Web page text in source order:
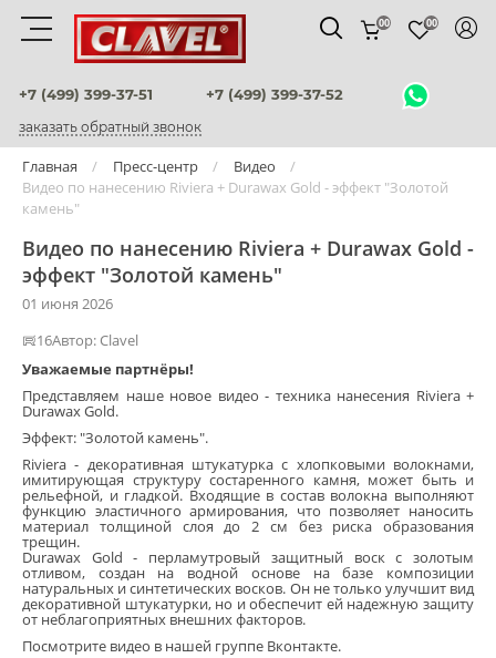
+7 (499) 399-37-51 +7 (499) 399-37-52
заказать обратный звонок
00 00
Материалы
штукатурки венецианские
декоративные краски
фактурные штукатурки
краски
воски и лаки
штукатурки для фасадов
грунтовки
колеры и добавки
декор. инструмент
Главная Пресс-центр
Видео
Видео по нанесению Riviera + Durawax Gold - эффект "Золотой
камень"
Видео по нанесению Riviera + Durawax Gold -
эффект "Золотой камень"
01 июня 2026
16Автор: Clavel
Уважаемые партнёры!
Представляем наше новое видео - техника нанесения Riviera +
Durawax Gold.
Эффект: "Золотой камень".
Riviera - декоративная штукатурка с хлопковыми волокнами,
имитирующая структуру состаренного камня, может быть и
рельефной, и гладкой. Входящие в состав волокна выполняют
функцию эластичного армирования, что позволяет наносить
материал толщиной слоя до 2 см без риска образования
трещин.
Durawax Gold - перламутровый защитный воск с золотым
отливом, cоздан на водной основе на базе композиции
натуральных и синтетических восков. Он не только улучшит вид
декоративной штукатурки, но и обеспечит ей надежную защиту
от неблагоприятных внешних факторов.
Посмотрите видео в нашей группе Вконтакте.